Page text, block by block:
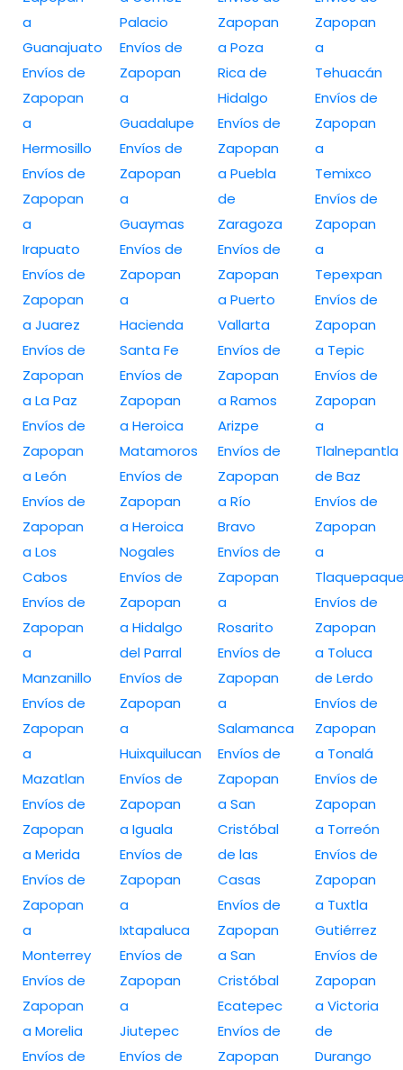
a
Guanajuato
Envíos de
Zapopan
a
Hermosillo
Envíos de
Zapopan
a
Irapuato
Envíos de
Zapopan
a Juarez
Envíos de
Zapopan
a La Paz
Envíos de
Zapopan
a León
Envíos de
Zapopan
a Los
Cabos
Envíos de
Zapopan
a
Manzanillo
Envíos de
Zapopan
a
Mazatlan
Envíos de
Zapopan
a Merida
Envíos de
Zapopan
a
Monterrey
Envíos de
Zapopan
a Morelia
Envíos de
Palacio
Envíos de
Zapopan
a
Guadalupe
Envíos de
Zapopan
a
Guaymas
Envíos de
Zapopan
a
Hacienda
Santa Fe
Envíos de
Zapopan
a Heroica
Matamoros
Envíos de
Zapopan
a Heroica
Nogales
Envíos de
Zapopan
a Hidalgo
del Parral
Envíos de
Zapopan
a
Huixquilucan
Envíos de
Zapopan
a Iguala
Envíos de
Zapopan
a
Ixtapaluca
Envíos de
Zapopan
a
Jiutepec
Envíos de
Zapopan
a Poza
Rica de
Hidalgo
Envíos de
Zapopan
a Puebla
de
Zaragoza
Envíos de
Zapopan
a Puerto
Vallarta
Envíos de
Zapopan
a Ramos
Arizpe
Envíos de
Zapopan
a Río
Bravo
Envíos de
Zapopan
a
Rosarito
Envíos de
Zapopan
a
Salamanca
Envíos de
Zapopan
a San
Cristóbal
de las
Casas
Envíos de
Zapopan
a San
Cristóbal
Ecatepec
Envíos de
Zapopan
Zapopan
a
Tehuacán
Envíos de
Zapopan
a
Temixco
Envíos de
Zapopan
a
Tepexpan
Envíos de
Zapopan
a Tepic
Envíos de
Zapopan
a
Tlalnepantla
de Baz
Envíos de
Zapopan
a
Envíos de
Zapopan
a Toluca
de Lerdo
Envíos de
Zapopan
a Tonalá
Envíos de
Zapopan
a Torreón
Envíos de
Zapopan
a Tuxtla
Gutiérrez
Envíos de
Zapopan
a Victoria
de
Durango